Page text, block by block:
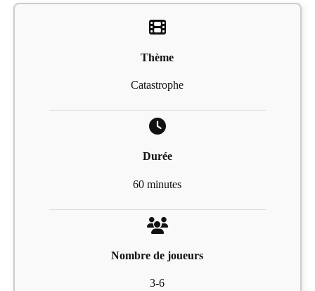
Thème
Catastrophe
Durée
60 minutes
Nombre de joueurs
3-6